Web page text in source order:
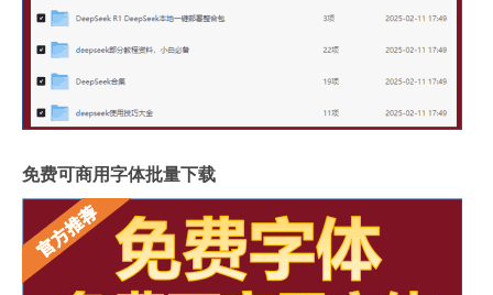
免费可商用字体批量下载